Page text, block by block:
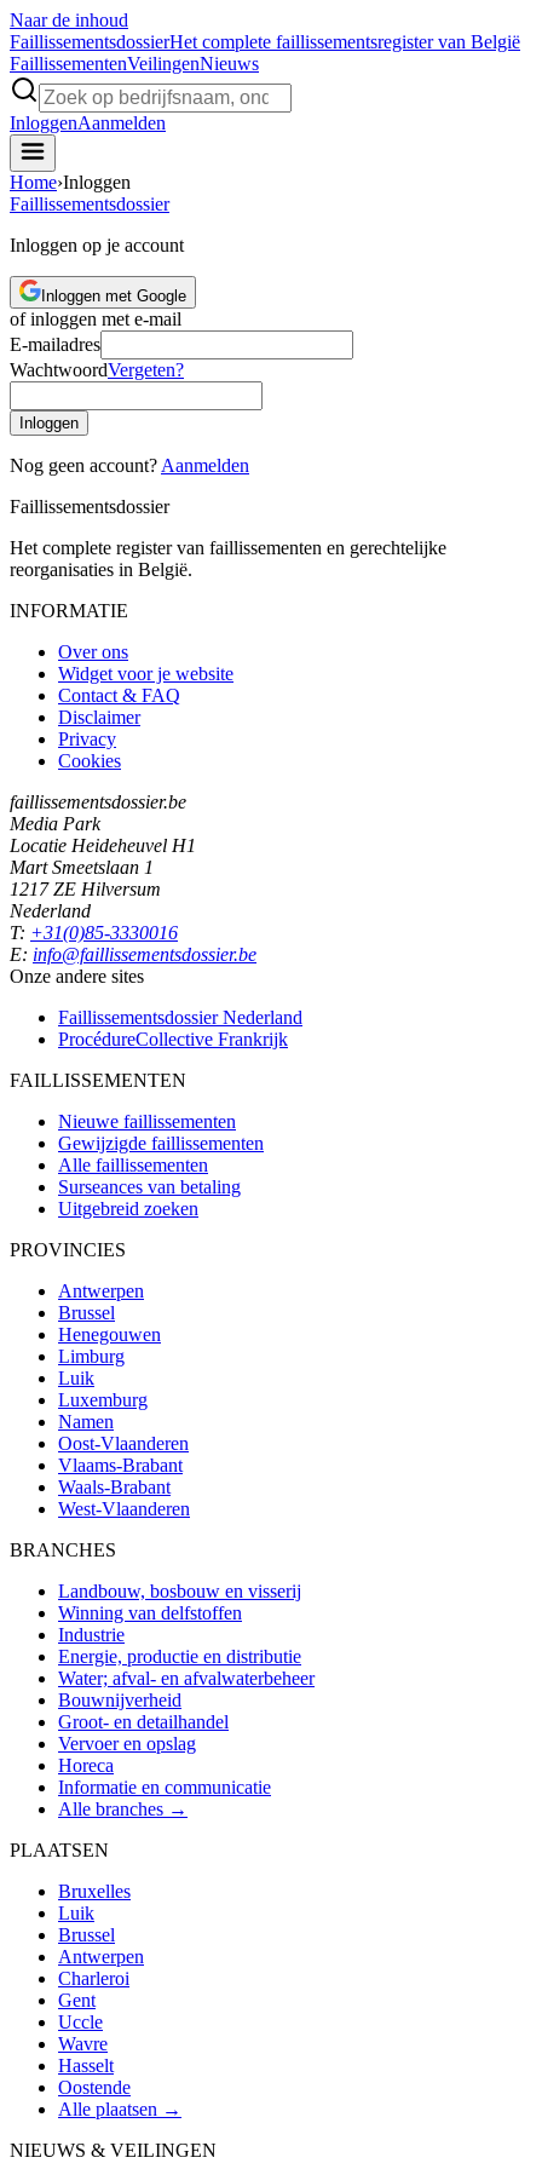
Naar de inhoud
FaillissementsdossierHet complete faillissementsregister van België
FaillissementenVeilingenNieuws
InloggenAanmelden
Home›Inloggen
Faillissementsdossier
Inloggen op je account
Inloggen met Google
of inloggen met e-mail
E-mailadres
WachtwoordVergeten?
Inloggen
Nog geen account? Aanmelden
Faillissementsdossier
Het complete register van faillissementen en gerechtelijke
reorganisaties in België.
INFORMATIE
Over ons
Widget voor je website
Contact & FAQ
Disclaimer
Privacy
Cookies
faillissementsdossier.be
Media Park
Locatie Heideheuvel H1
Mart Smeetslaan 1
1217 ZE Hilversum
Nederland
T: +31(0)85-3330016
E: info@faillissementsdossier.be
Onze andere sites
Faillissementsdossier Nederland
ProcédureCollective Frankrijk
FAILLISSEMENTEN
Nieuwe faillissementen
Gewijzigde faillissementen
Alle faillissementen
Surseances van betaling
Uitgebreid zoeken
PROVINCIES
Antwerpen
Brussel
Henegouwen
Limburg
Luik
Luxemburg
Namen
Oost-Vlaanderen
Vlaams-Brabant
Waals-Brabant
West-Vlaanderen
BRANCHES
Landbouw, bosbouw en visserij
Winning van delfstoffen
Industrie
Energie, productie en distributie
Water; afval- en afvalwaterbeheer
Bouwnijverheid
Groot- en detailhandel
Vervoer en opslag
Horeca
Informatie en communicatie
Alle branches →
PLAATSEN
Bruxelles
Luik
Brussel
Antwerpen
Charleroi
Gent
Uccle
Wavre
Hasselt
Oostende
Alle plaatsen →
NIEUWS & VEILINGEN